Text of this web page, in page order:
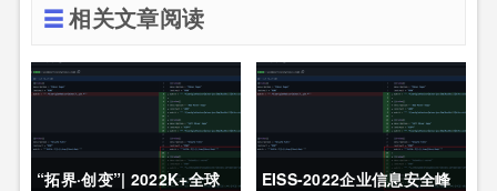
相关文章阅读
“拓界·创变”| 2022K+全球
EISS-2022企业信息安全峰